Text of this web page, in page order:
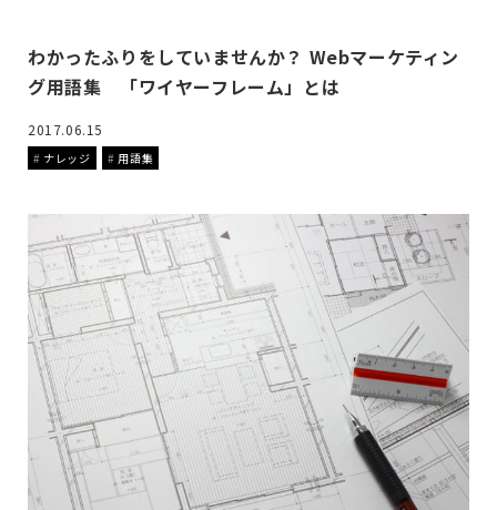
わかったふりをしていませんか？ Webマーケティン
グ用語集 「ワイヤーフレーム」とは
2017.06.15
ナレッジ 用語集